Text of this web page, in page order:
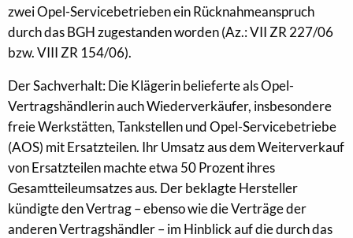
zwei Opel-Servicebetrieben ein Rücknahmeanspruch
durch das BGH zugestanden worden (Az.: VII ZR 227/06
bzw. VIII ZR 154/06).
Der Sachverhalt: Die Klägerin belieferte als Opel-
Vertragshändlerin auch Wiederverkäufer, insbesondere
freie Werkstätten, Tankstellen und Opel-Servicebetriebe
(AOS) mit Ersatzteilen. Ihr Umsatz aus dem Weiterverkauf
von Ersatzteilen machte etwa 50 Prozent ihres
Gesamtteileumsatzes aus. Der beklagte Hersteller
kündigte den Vertrag – ebenso wie die Verträge der
anderen Vertragshändler – im Hinblick auf die durch das